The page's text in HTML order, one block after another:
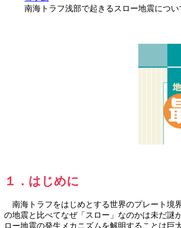
南海トラフ浅部で起きるスロー地震につい
１．はじめに
南海トラフをはじめとする世界のプレート境
の地震と比べてなぜ「スロー」なのかは未だ謎
ロー地震の発生メカニズムを解明することは巨